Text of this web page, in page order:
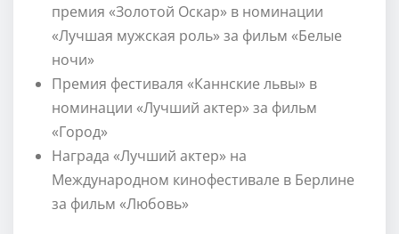
премия «Золотой Оскар» в номинации
«Лучшая мужская роль» за фильм «Белые
ночи»
Премия фестиваля «Каннские львы» в
номинации «Лучший актер» за фильм
«Город»
Награда «Лучший актер» на
Международном кинофестивале в Берлине
за фильм «Любовь»